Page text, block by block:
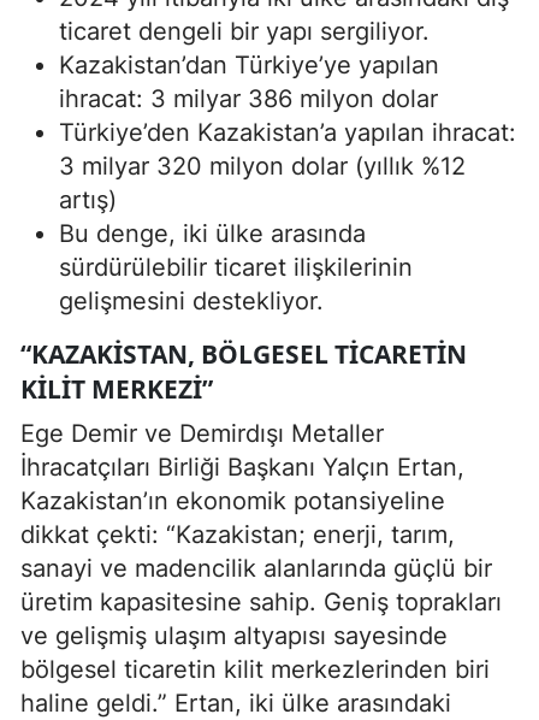
ticaret dengeli bir yapı sergiliyor.
Kazakistan’dan Türkiye’ye yapılan
ihracat: 3 milyar 386 milyon dolar
Türkiye’den Kazakistan’a yapılan ihracat:
3 milyar 320 milyon dolar (yıllık %12
artış)
Bu denge, iki ülke arasında
sürdürülebilir ticaret ilişkilerinin
gelişmesini destekliyor.
“KAZAKISTAN, BÖLGESEL TICARETIN
KILIT MERKEZI”
Ege Demir ve Demirdışı Metaller
İhracatçıları Birliği Başkanı Yalçın Ertan,
Kazakistan’ın ekonomik potansiyeline
dikkat çekti: “Kazakistan; enerji, tarım,
sanayi ve madencilik alanlarında güçlü bir
üretim kapasitesine sahip. Geniş toprakları
ve gelişmiş ulaşım altyapısı sayesinde
bölgesel ticaretin kilit merkezlerinden biri
haline geldi.” Ertan, iki ülke arasındaki